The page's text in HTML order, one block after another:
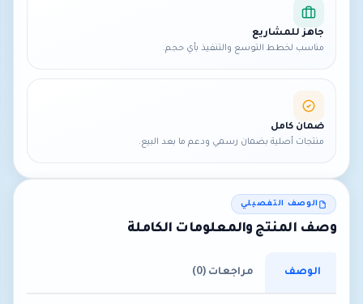
جاهز للمشاريع
مناسب لخطط التوسع والتنفيذ بأي حجم.
ضمان كامل
منتجات أصلية بضمان رسمي ودعم ما بعد البيع.
الوصف التفصيلي
وصف المنتج والمعلومات الكاملة
الوصف مراجعات (0)